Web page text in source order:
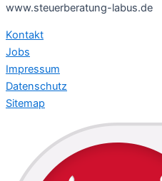
www.steuerberatung-labus.de
Kontakt
Jobs
Impressum
Datenschutz
Sitemap